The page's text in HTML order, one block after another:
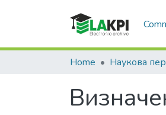
Home Наукова